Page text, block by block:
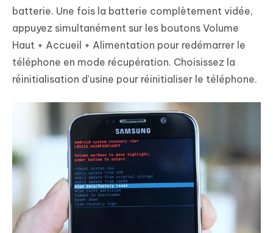
batterie. Une fois la batterie complètement vidée,
appuyez simultanément sur les boutons Volume
Haut + Accueil + Alimentation pour redémarrer le
téléphone en mode récupération. Choisissez la
réinitialisation d'usine pour réinitialiser le téléphone.